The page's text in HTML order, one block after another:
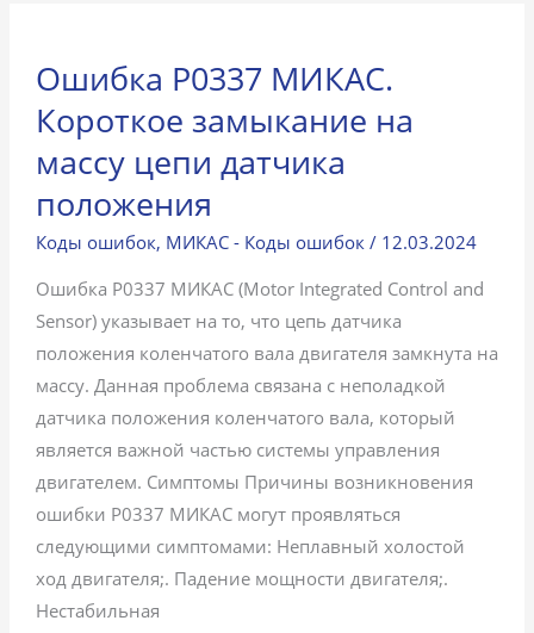
Ошибка P0337 МИКАС.
Короткое замыкание на
массу цепи датчика
положения
Коды ошибок, МИКАС - Коды ошибок/ 12.03.2024
Ошибка P0337 МИКАС (Motor Integrated Control and
Sensor) указывает на то, что цепь датчика
положения коленчатого вала двигателя замкнута на
массу. Данная проблема связана с неполадкой
датчика положения коленчатого вала, который
является важной частью системы управления
двигателем. Симптомы Причины возникновения
ошибки P0337 МИКАС могут проявляться
следующими симптомами: Неплавный холостой
ход двигателя;. Падение мощности двигателя;.
Нестабильная